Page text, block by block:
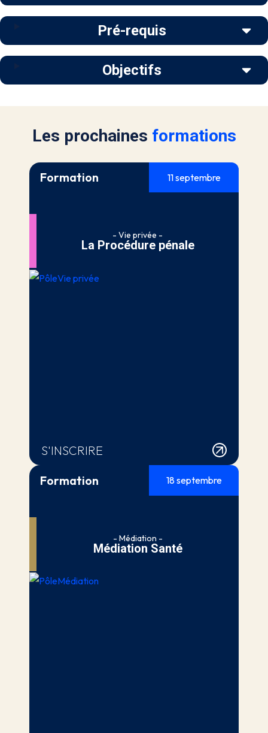
Pré-requis
Objectifs
Les prochaines formations
Formation 11 septembre
- Vie privée -
La Procédure pénale
S'INSCRIRE
Formation
18 septembre
- Médiation -
Médiation Santé